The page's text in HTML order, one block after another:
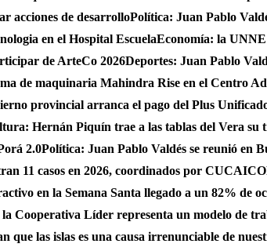
acciones de desarrolloPolítica: Juan Pablo
en el Hospital EscuelaEconomía: la
de ArteCo 2026Deportes: Juan Pablo
de maquinaria Mahindra Rise en el Centro
provincial arranca el pago del Plus
Hernán Piquín trae a las tablas del Vera su
2.0Política: Juan Pablo Valdés se reunió en
11 casos en 2026, coordinados por
en la Semana Santa llegado a un 82% de
Cooperativa Líder representa un modelo de
que las islas es una causa irrenunciable de